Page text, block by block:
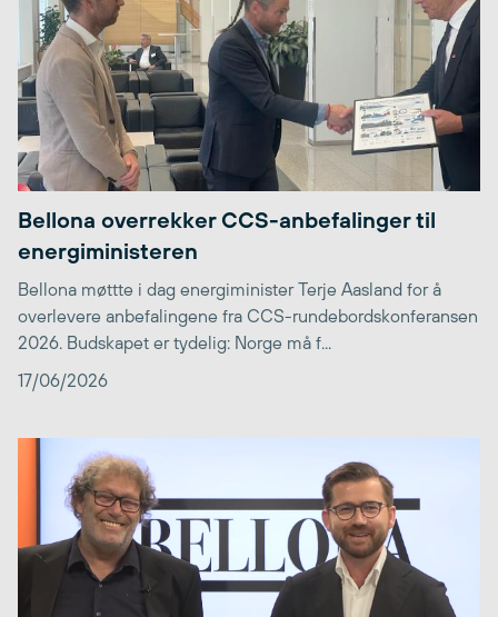
Bellona overrekker CCS-anbefalinger til
energiministeren
Bellona møttte i dag energiminister Terje Aasland for å
overlevere anbefalingene fra CCS-rundebordskonferansen
2026. Budskapet er tydelig: Norge må f...
17/06/2026